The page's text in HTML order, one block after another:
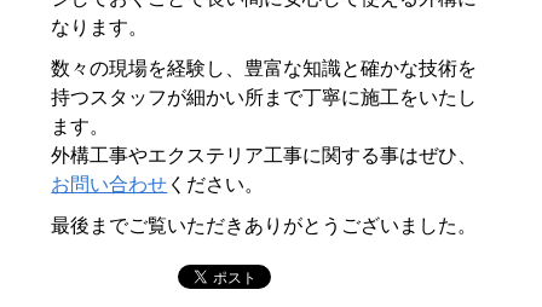
なります。
数々の現場を経験し、豊富な知識と確かな技術を
持つスタッフが細かい所まで丁寧に施工をいたし
ます。
外構工事やエクステリア工事に関する事はぜひ、
お問い合わせ ください。
最後までご覧いただきありがとうございました。